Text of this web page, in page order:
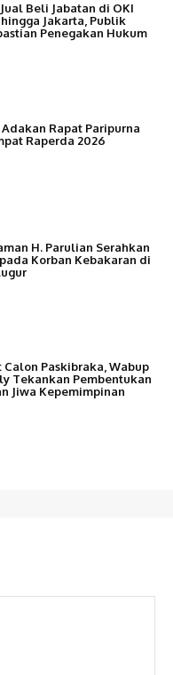
Beli Jabatan di OKI
Jakarta, Publik
Penegakan Hukum
Adakan Rapat Paripurna
Raperda 2026
H. Parulian Serahkan
Korban Kebakaran di
Paskibraka, Wabup
Tekankan Pembentukan
Jiwa Kepemimpinan